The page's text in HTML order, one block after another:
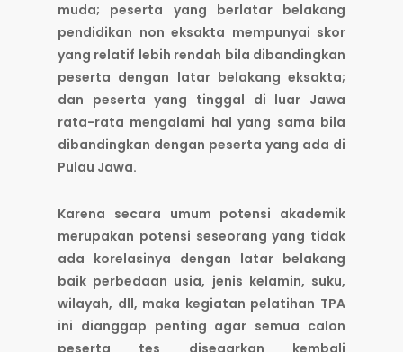
muda; peserta yang berlatar belakang
pendidikan non eksakta mempunyai skor
yang relatif lebih rendah bila dibandingkan
peserta dengan latar belakang eksakta;
dan peserta yang tinggal di luar Jawa
rata-rata mengalami hal yang sama bila
dibandingkan dengan peserta yang ada di
Pulau Jawa.
Karena secara umum potensi akademik
merupakan potensi seseorang yang tidak
ada korelasinya dengan latar belakang
baik perbedaan usia, jenis kelamin, suku,
wilayah, dll, maka kegiatan pelatihan TPA
ini dianggap penting agar semua calon